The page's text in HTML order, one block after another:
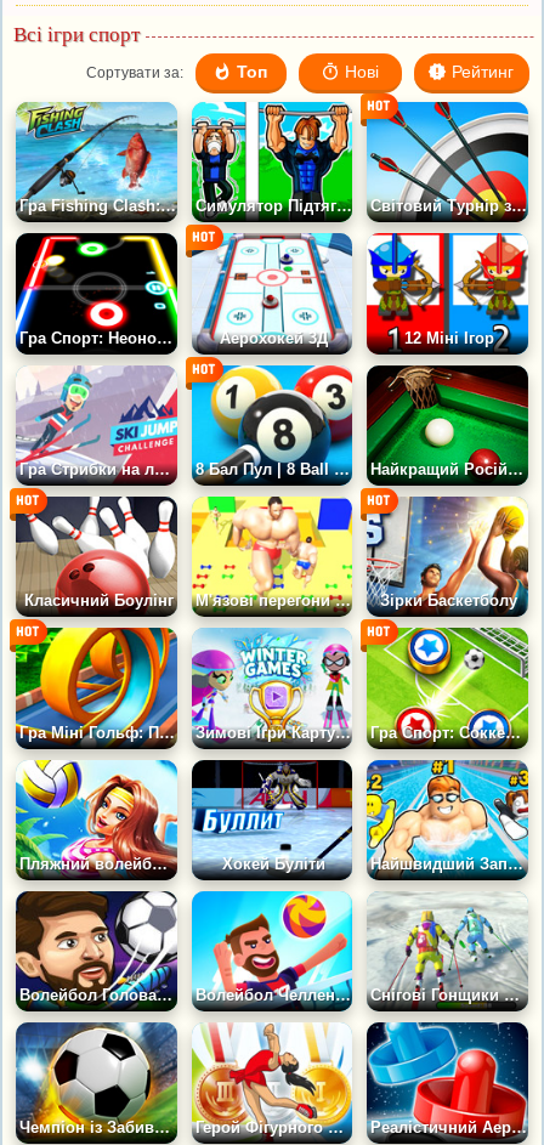
Всі ігри спорт
Сортувати за: Топ Нові Рейтинг
Гра Fishing Clash: Спортивна Риболовля Симулятор Підтягувань Світовий Турнір зі Стрільби з Лука
Гра Спорт: Неоновий Хокей Аерохокей 3Д 12 Міні Ігор
Гра Стрибки на лижах із трампліну: Випробування 8 Бал Пул | 8 Ball Pool Найкращий Російський Більярд
Класичний Боулінг М'язові перегони 3Д Зірки Баскетболу
Гра Міні Гольф: Парк Юрського Періоду Зимові Ігри Картун Нетворк Гра Спорт: Соккер Старс
Пляжний волейбол 3Д Хокей Буліти Найшвидший Заплив | Ліга
Волейбол Головами 2020 Волейбол Челлендж на Двох Снігові Гонщики на Лижах
Чемпіон із Забивання Голів Герой Фігурного Катання Реалістичний Аерохокей 3Д